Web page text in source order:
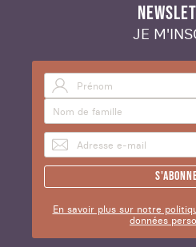
JE
En savoir plus sur notre
données